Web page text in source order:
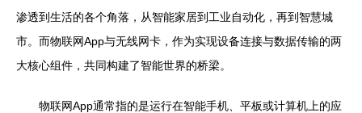
渗透到生活的各个角落，从智能家居到工业自动化，再到智慧城
市。而物联网App与无线网卡，作为实现设备连接与数据传输的两
大核心组件，共同构建了智能世界的桥梁。
物联网App通常指的是运行在智能手机、平板或计算机上的应